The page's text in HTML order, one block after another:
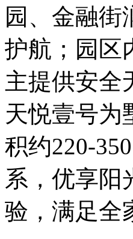
园、金融街
护航；园区
主提供安全
天悦壹号为
积约220-
系，优享阳
验，满足全